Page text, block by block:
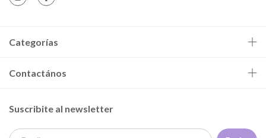
Categorías
Contactános
Suscribite al newsletter